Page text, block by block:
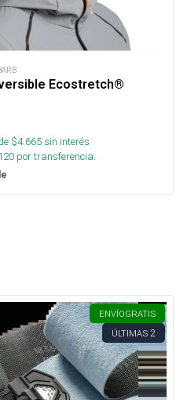
Ecostretch®
$4.665sin interés
por transferencia.
ENVÍOGRATIS
ÚLTIMAS 2